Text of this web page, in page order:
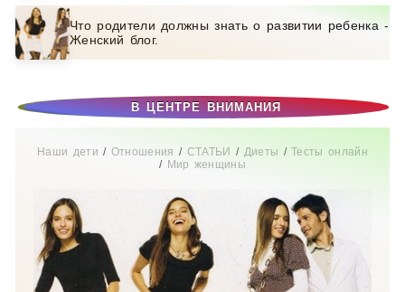
Что родители должны знать о развитии ребенка -
Женский блог.
В ЦЕНТРЕ ВНИМАНИЯ
Наши дети / Отношения / СТАТЬИ / Диеты /Тесты онлайн
/ Мир женщины